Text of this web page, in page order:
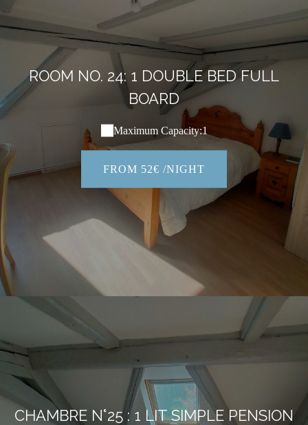
ROOM NO. 24: 1 DOUBLE BED FULL
BOARD
Maximum Capacity:1
FROM 52€ /NIGHT
CHAMBRE N°25 : 1 LIT SIMPLE PENSION